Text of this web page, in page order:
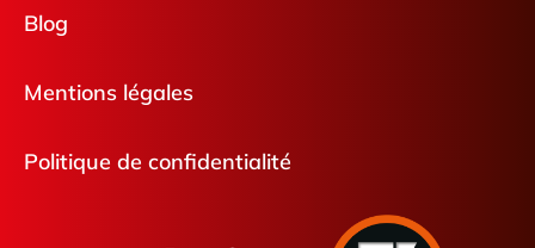
Blog
Mentions légales
Politique de confidentialité